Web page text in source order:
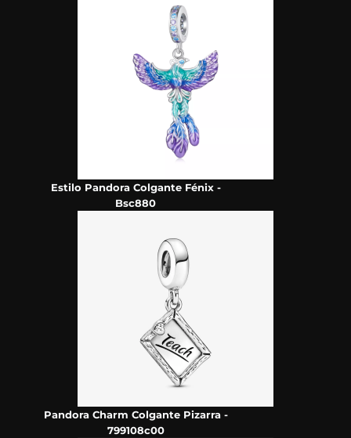
Estilo Pandora Colgante Fénix -
Bsc880
Pandora Charm Colgante Pizarra -
799108c00